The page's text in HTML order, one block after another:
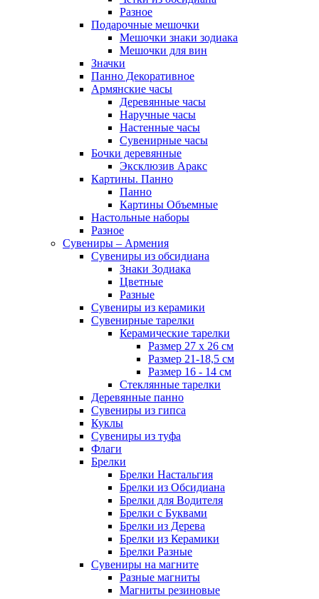
Разное
Подарочные мешочки
Мешочки знаки зодиака
Мешочки для вин
Значки
Панно Декоративное
Армянские часы
Деревянные часы
Наручные часы
Настенные часы
Сувенирные часы
Бочки деревянные
Эксклюзив Аракс
Картины. Панно
Панно
Картины Объемные
Настольные наборы
Разное
Сувениры – Армения
Сувениры из обсидиана
Знаки Зодиака
Цветные
Разные
Сувениры из керамики
Сувенирные тарелки
Керамические тарелки
Размер 27 х 26 см
Размер 21-18,5 см
Размер 16 - 14 см
Стеклянные тарелки
Деревянные панно
Сувениры из гипса
Куклы
Сувениры из туфа
Флаги
Брелки
Брелки Настальгия
Брелки из Обсидиана
Брелки для Водителя
Брелки с Буквами
Брелки из Дерева
Брелки из Керамики
Брелки Разные
Сувениры на магните
Разные магниты
Магниты резиновые